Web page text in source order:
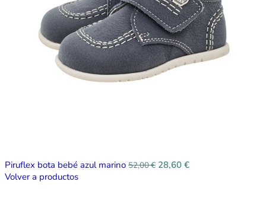
Piruflex bota bebé azul marino 52,00€ 28,60 €
Volver a productos